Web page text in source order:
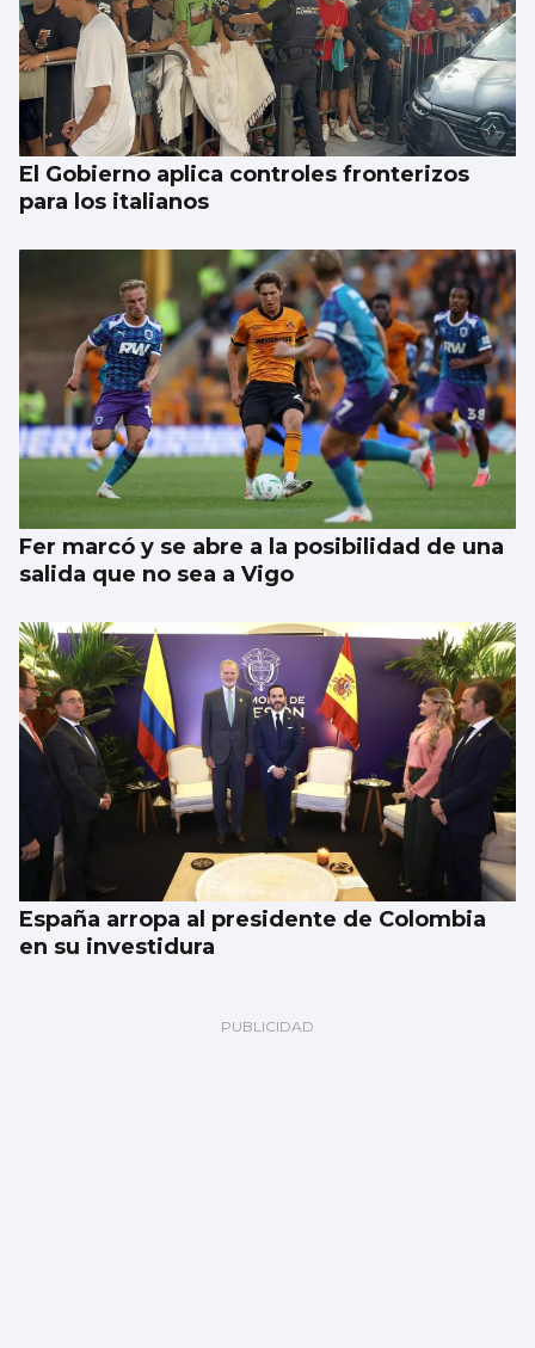
Aprendizaje para observar el ‘fin del
mundo’ sin riesgo
El Gobierno aplica controles fronterizos
para los italianos
Fer marcó y se abre a la posibilidad de una
salida que no sea a Vigo
España arropa al presidente de Colombia
en su investidura